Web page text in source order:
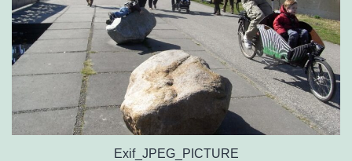
Exif_JPEG_PICTURE